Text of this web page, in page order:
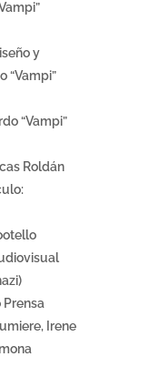
y
“Vampi”
“Vampi”
Roldán
Irene